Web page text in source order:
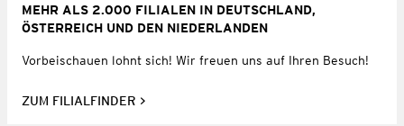
MEHR ALS 2.000 FILIALEN IN DEUTSCHLAND,
ÖSTERREICH UND DEN NIEDERLANDEN
Vorbeischauen lohnt sich! Wir freuen uns auf Ihren Besuch!
ZUM FILIALFINDER